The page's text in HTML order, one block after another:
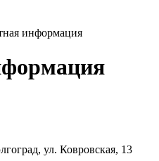
информация
ул. Ковровская, 13